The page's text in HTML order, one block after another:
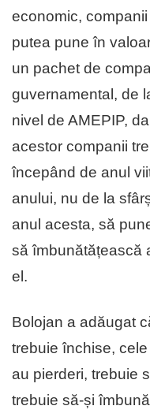
economic,
putea pune în
un pachet de
guvernamental, de
nivel de AMEPIP,
acestor companii
începând de anul
anului, nu de la
anul acesta, să
să îmbunătățească
el.
Bolojan a adăugat
trebuie închise,
au pierderi, trebuie
trebuie să-și